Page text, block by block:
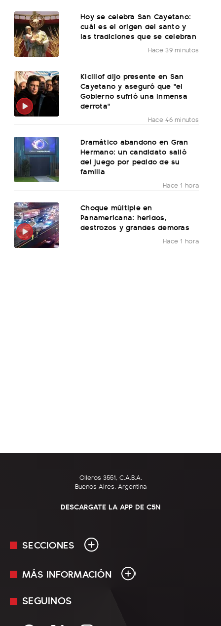
Hoy se celebra San Cayetano:
cuál es el origen del santo y
las tradiciones que se celebran
Hace 39 minutos
Kicillof dijo presente en San
Cayetano y aseguró que "el
Gobierno sufrió una inmensa
derrota"
Hace 46 minutos
Dramático abandono en Gran
Hermano: un candidato salió
del juego por pedido de su
familia
Hace 1 hora
Choque múltiple en
Panamericana: heridos,
destrozos y grandes demoras
Hace 1 hora
Olleros 3551, C.A.B.A.
Buenos Aires, Argentina
DESCARGATE LA APP DE C5N
SECCIONES
En Vivo
MÁS INFORMACIÓN
Mediakit
Términos y condiciones
SEGUINOS